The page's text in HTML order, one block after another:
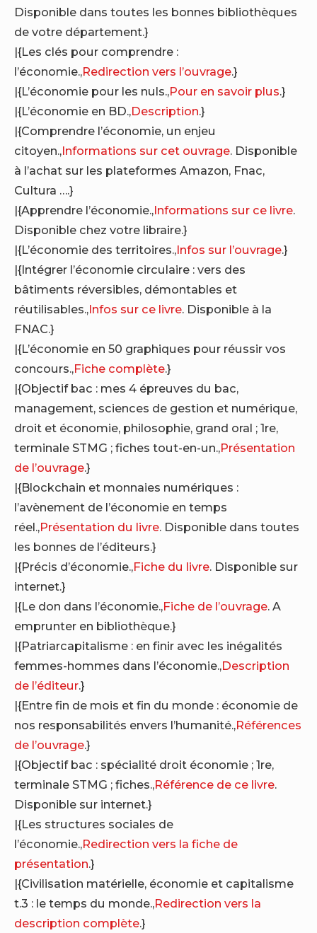
Disponible dans toutes les bonnes bibliothèques
de votre département.}
|{Les clés pour comprendre :
l’économie.,Redirection vers l’ouvrage.}
|{L’économie pour les nuls.,Pour en savoir plus.}
|{L’économie en BD.,Description.}
|{Comprendre l’économie, un enjeu
citoyen.,Informations sur cet ouvrage. Disponible
à l’achat sur les plateformes Amazon, Fnac,
Cultura ….}
|{Apprendre l’économie.,Informations sur ce livre.
Disponible chez votre libraire.}
|{L’économie des territoires.,Infos sur l’ouvrage.}
|{Intégrer l’économie circulaire : vers des
bâtiments réversibles, démontables et
réutilisables.,Infos sur ce livre. Disponible à la
FNAC.}
|{L’économie en 50 graphiques pour réussir vos
concours.,Fiche complète.}
|{Objectif bac : mes 4 épreuves du bac,
management, sciences de gestion et numérique,
droit et économie, philosophie, grand oral ; 1re,
terminale STMG ; fiches tout-en-un.,Présentation
de l’ouvrage.}
|{Blockchain et monnaies numériques :
l’avènement de l’économie en temps
réel.,Présentation du livre. Disponible dans toutes
les bonnes de l’éditeurs.}
|{Précis d’économie.,Fiche du livre. Disponible sur
internet.}
|{Le don dans l’économie.,Fiche de l’ouvrage. A
emprunter en bibliothèque.}
|{Patriarcapitalisme : en finir avec les inégalités
femmes-hommes dans l’économie.,Description
de l’éditeur.}
|{Entre fin de mois et fin du monde : économie de
nos responsabilités envers l’humanité.,Références
de l’ouvrage.}
|{Objectif bac : spécialité droit économie ; 1re,
terminale STMG ; fiches.,Référence de ce livre.
Disponible sur internet.}
|{Les structures sociales de
l’économie.,Redirection vers la fiche de
présentation.}
|{Civilisation matérielle, économie et capitalisme
t.3 : le temps du monde.,Redirection vers la
description complète.}